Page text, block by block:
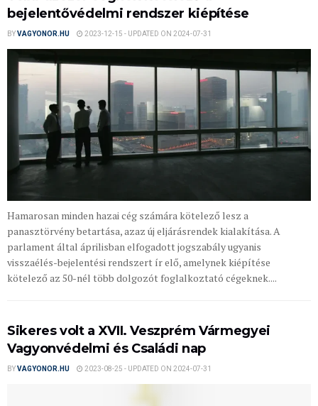
bejelentővédelmi rendszer kiépítése
BYVAGYONOR.HU 2023-12-15 - UPDATED ON 2024-07-31
Hamarosan minden hazai cég számára kötelező lesz a
panasztörvény betartása, azaz új eljárásrendek kialakítása. A
parlament által áprilisban elfogadott jogszabály ugyanis
visszaélés-bejelentési rendszert ír elő, amelynek kiépítése
kötelező az 50-nél több dolgozót foglalkoztató cégeknek....
Sikeres volt a XVII. Veszprém Vármegyei
Vagyonvédelmi és Családi nap
BYVAGYONOR.HU 2023-08-25 - UPDATED ON 2024-07-31